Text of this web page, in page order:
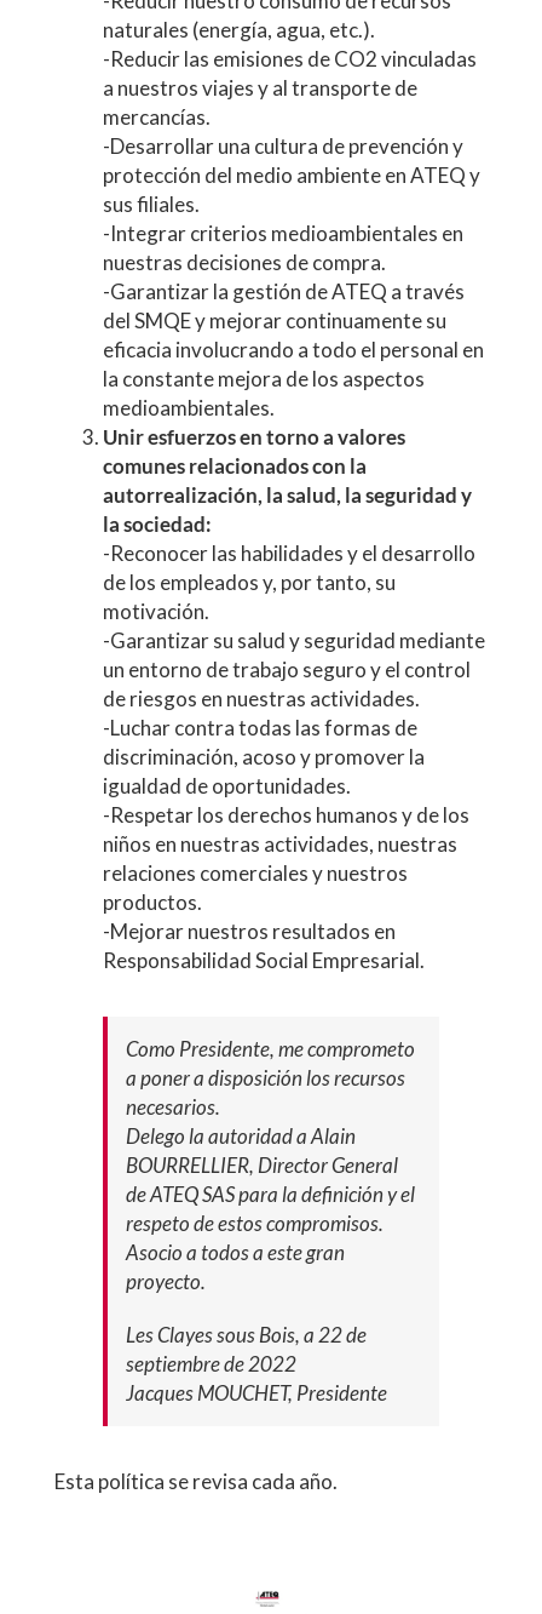
naturales (energía, agua, etc.).
-Reducir las emisiones de CO2 vinculadas
a nuestros viajes y al transporte de
mercancías.
-Desarrollar una cultura de prevención y
protección del medio ambiente en ATEQ y
sus filiales.
-Integrar criterios medioambientales en
nuestras decisiones de compra.
-Garantizar la gestión de ATEQ a través
del SMQE y mejorar continuamente su
eficacia involucrando a todo el personal en
la constante mejora de los aspectos
medioambientales.
Unir esfuerzos en torno a valores
comunes relacionados con la
autorrealización, la salud, la seguridad y
la sociedad:
-Reconocer las habilidades y el desarrollo
de los empleados y, por tanto, su
motivación.
-Garantizar su salud y seguridad mediante
un entorno de trabajo seguro y el control
de riesgos en nuestras actividades.
-Luchar contra todas las formas de
discriminación, acoso y promover la
igualdad de oportunidades.
-Respetar los derechos humanos y de los
niños en nuestras actividades, nuestras
relaciones comerciales y nuestros
productos.
-Mejorar nuestros resultados en
Responsabilidad Social Empresarial.
Como Presidente, me comprometo
a poner a disposición los recursos
necesarios.
Delego la autoridad a Alain
BOURRELLIER, Director General
de ATEQ SAS para la definición y el
respeto de estos compromisos.
Asocio a todos a este gran
proyecto.
Les Clayes sous Bois, a 22 de
septiembre de 2022
Jacques MOUCHET, Presidente
Esta política se revisa cada año.